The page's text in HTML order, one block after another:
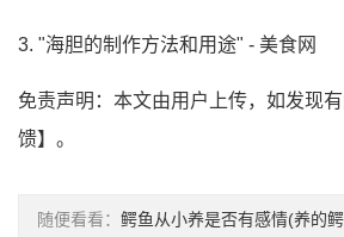
3. "海胆的制作方法和用途" - 美食网
免责声明：本文由用户上传，如发现
馈】。
随便看看： 鳄鱼从小养是否有感情(养的